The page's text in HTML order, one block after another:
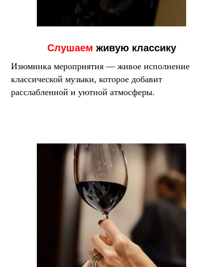
Слушаем живую классику
Изюминка мероприятия — живое исполнение
классической музыки, которое добавит
расслабленной и уютной атмосферы.